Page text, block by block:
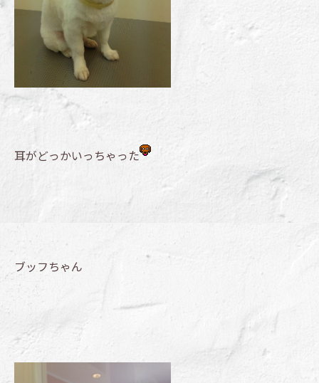
耳がどっかいっちゃった
ブッフちゃん